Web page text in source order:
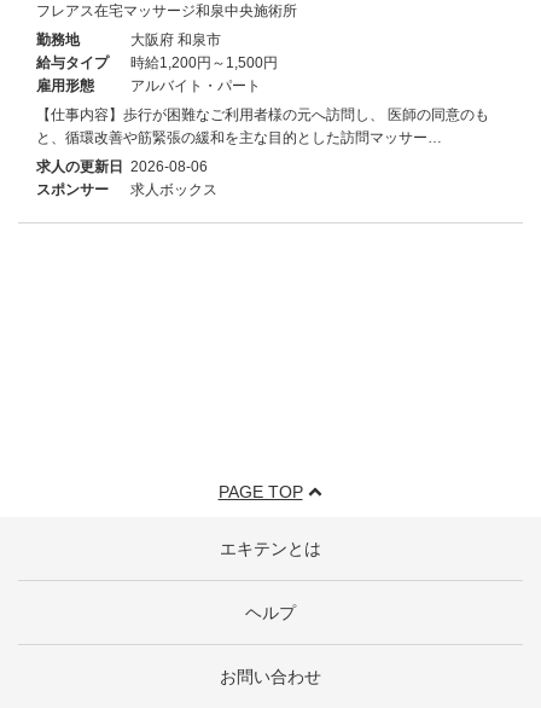
フレアス在宅マッサージ和泉中央施術所
勤務地
大阪府 和泉市
給与タイプ
時給1,200円～1,500円
雇用形態
アルバイト・パート
【仕事内容】歩行が困難なご利用者様の元へ訪問し、 医師の同意のも
と、循環改善や筋緊張の緩和を主な目的とした訪問マッサー…
求人の更新日 2026-08-06
スポンサー
求人ボックス
PAGE TOP
エキテンとは
ヘルプ
お問い合わせ